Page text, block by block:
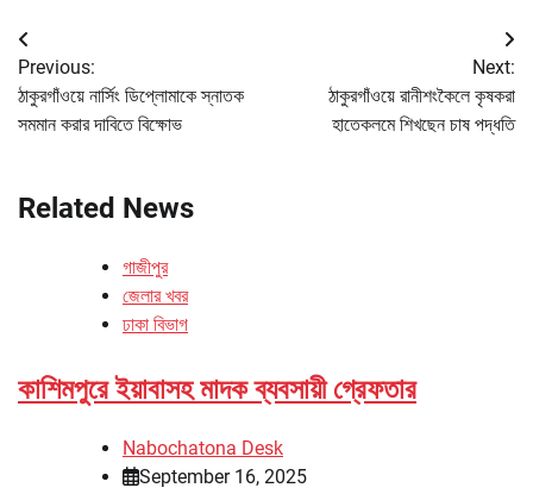
Post
navigation
Previous:
ঠাকুরগাঁওয়ে নার্সিং ডিপ্লোমাকে স্নাতক
সমমান করার দাবিতে বিক্ষোভ
Next:
ঠাকুরগাঁওয়ে রানীশংকৈলে কৃষকরা
হাতেকলমে শিখছেন চাষ পদ্ধতি
Related News
গাজীপুর
জেলার খবর
ঢাকা বিভাগ
কাশিমপুরে ইয়াবাসহ মাদক ব্যবসায়ী গ্রেফতার
Nabochatona Desk
September 16, 2025